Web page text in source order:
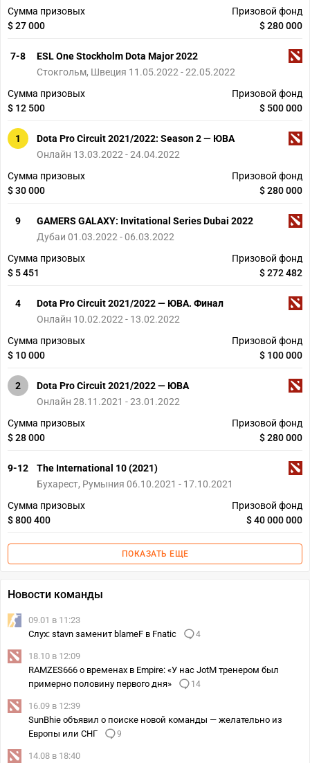
Сумма призовых
$ 27 000
Призовой фонд
$ 280 000
7-8
ESL One Stockholm Dota Major 2022
Стокгольм, Швеция 11.05.2022 - 22.05.2022
Сумма призовых
$ 12 500
Призовой фонд
$ 500 000
1
Dota Pro Circuit 2021/2022: Season 2 — ЮВА
Онлайн 13.03.2022 - 24.04.2022
Сумма призовых
$ 30 000
Призовой фонд
$ 280 000
9
GAMERS GALAXY: Invitational Series Dubai 2022
Дубаи 01.03.2022 - 06.03.2022
Сумма призовых
$ 5 451
Призовой фонд
$ 272 482
4
Dota Pro Circuit 2021/2022 — ЮВА. Финал
Онлайн 10.02.2022 - 13.02.2022
Сумма призовых
$ 10 000
Призовой фонд
$ 100 000
2
Dota Pro Circuit 2021/2022 — ЮВА
Онлайн 28.11.2021 - 23.01.2022
Сумма призовых
$ 28 000
Призовой фонд
$ 280 000
9-12
The International 10 (2021)
Бухарест, Румыния 06.10.2021 - 17.10.2021
Сумма призовых
$ 800 400
Призовой фонд
$ 40 000 000
ПОКАЗАТЬ ЕЩЕ
Новости команды
09.01 в 11:23
Слух: stavn заменит blameF в Fnatic
4
18.10 в 12:09
RAMZES666 о временах в Empire: «У нас JotM тренером был
примерно половину первого дня»
14
16.09 в 12:39
SunBhie объявил о поиске новой команды — желательно из
Европы или СНГ
9
14.08 в 18:40